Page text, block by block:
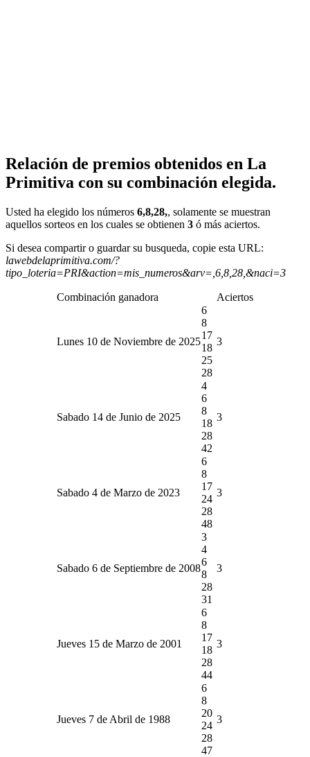
Relación de premios obtenidos en La
Primitiva con su combinación elegida.
Usted ha elegido los números 6,8,28,, solamente se muestran
aquellos sorteos en los cuales se obtienen 3 ó más aciertos.
Si desea compartir o guardar su busqueda, copie esta URL:
lawebdelaprimitiva.com/?
tipo_loteria=PRI&action=mis_numeros&arv=,6,8,28,&naci=3
Combinación ganadora Aciertos
Lunes 10 de Noviembre de 2025
6
8
17
18
25
28
3
Sabado 14 de Junio de 2025
4
6
8
18
28
42
3
Sabado 4 de Marzo de 2023
6
8
17
24
28
48
3
Sabado 6 de Septiembre de 2008
3
4
6
8
28
31
3
Jueves 15 de Marzo de 2001
6
8
17
18
28
44
3
Jueves 7 de Abril de 1988
6
8
20
24
28
47
3